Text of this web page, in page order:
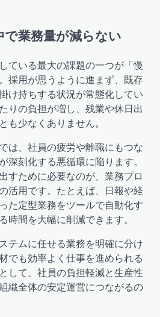
業務量が減らない
ている最大の課題の一つが「慢
採用が思うように進まず、既存
け持ちする状況が常態化してい
りの負担が増し、残業や休日出
も少なくありません。
は、社員の疲労や離職にもつな
深刻化する悪循環に陥ります。
すために必要なのが、業務プロ
活用です。たとえば、日報や経
た定型業務をツールで自動化す
時間を大幅に削減できます。
テムに任せる業務を明確に分け
でも効率よく仕事を進められる
して、社員の負担軽減と生産性
織全体の安定運営につながるの